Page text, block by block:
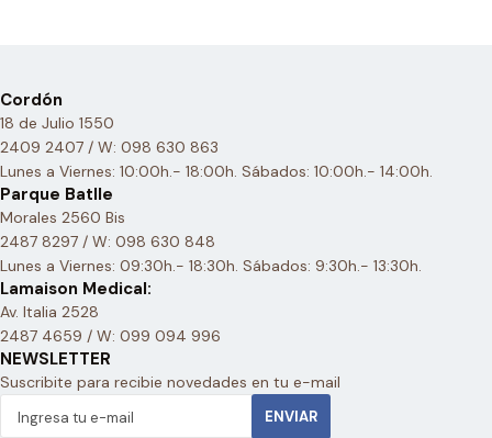
Cordón
18 de Julio 1550
2409 2407 / W: 098 630 863
Lunes a Viernes: 10:00h.- 18:00h. Sábados: 10:00h.- 14:00h.
Parque Batlle
Morales 2560 Bis
2487 8297 / W: 098 630 848
Lunes a Viernes: 09:30h.- 18:30h. Sábados: 9:30h.- 13:30h.
Lamaison Medical:
Av. Italia 2528
2487 4659 / W: 099 094 996
NEWSLETTER
Suscribite para recibie novedades en tu e-mail
ENVIAR